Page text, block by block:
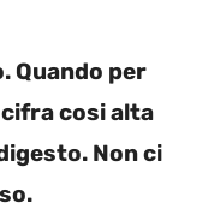
Quando per
cifra cosi alta
Non ci